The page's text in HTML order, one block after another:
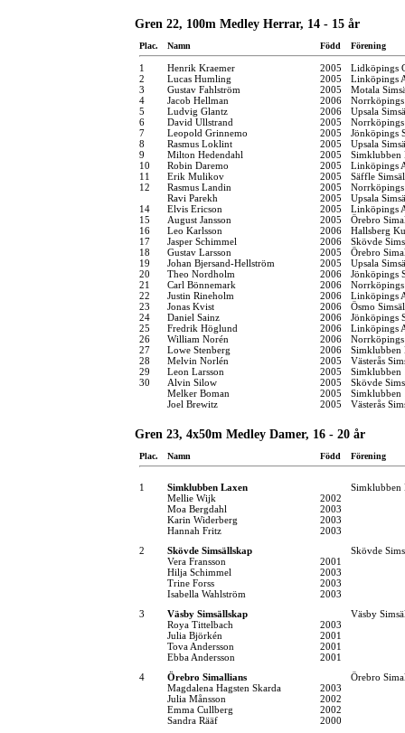
Gren 22, 100m Medley Herrar, 14 - 15 år
Plac. Namn Född Förening
1 Henrik Kraemer 2005
Lidköpings
2
Lucas Humling 2005
Linköpings
3
Gustav Fahlström 2005
Motala
4
Jacob Hellman 2006
5
Ludvig Glantz 2006
Upsala
6
David Ullstrand 2005
7
Leopold Grinnemo 2005
Jönköpings
8
Rasmus Loklint 2005
Upsala
9
Milton Hedendahl 2005
Simklubben
10
Robin Daremo 2005
Linköpings
11
Erik Mulikov 2005
Säffle
12
Rasmus Landin 2005
Ravi Parekh
2005
Upsala
14
Elvis Ericson 2005
Linköpings
15
August Jansson 2005
Örebro
16
Leo Karlsson 2006
Hallsberg
17
Jasper Schimmel 2006
Skövde
18
Gustav Larsson 2005
Örebro
19
Johan Bjersand-Hellström 2005
Upsala
20
Theo Nordholm 2006
Jönköpings
21
Carl Bönnemark 2006
22
Justin Rineholm 2006
Linköpings
23
Jonas Kvist 2006
Ösmo
24
Daniel Sainz 2006
Jönköpings
25
Fredrik Höglund 2006
Linköpings
26
William Norén 2006
27
Lowe Stenberg 2006
Simklubben
28
Melvin Norlén 2005
Västerås
29
Leon Larsson 2005
Simklubben
30
Alvin Silow 2005
Skövde
Melker Boman
2005
Simklubben
Joel Brewitz
2005 Västerås
Gren 23, 4x50m Medley Damer, 16 - 20 år
Plac. Namn Född Förening
1 Simklubben Laxen
Simklubben
Mellie Wijk
2002
Moa Bergdahl
2003
Karin Widerberg
2003
Hannah Fritz
2003
2
Skövde Simsällskap
Skövde
Vera Fransson
2001
Hilja Schimmel
2003
Trine Forss
2003
Isabella Wahlström
2003
3
Väsby Simsällskap
Väsby
Roya Tittelbach
2003
Julia Björkén
2001
Tova Andersson
2001
Ebba Andersson
2001
4
Örebro Simallians
Örebro
Magdalena Hagsten Skarda
2003
Julia Månsson
2002
Emma Cullberg
2002
Sandra Rääf
2000